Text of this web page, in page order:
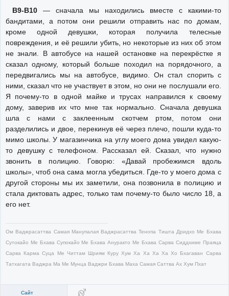
В9-В10— сначала мы находились вместе с какими-то
бандитами, а потом они решили отправить нас по домам,
кроме одной девушки, которая получила телесные
повреждения, и её решили убить, но некоторые из них об этом
не знали. В автобусе на нашей остановке на перекрёстке я
сказал одному, который больше походил на порядочного, а
передвигались мы на автобусе, видимо. Он стал спорить с
ними, сказал что не участвует в этом, но они не послушали его.
Я почему-то в одной майке и трусах направился к своему
дому, заверив их что мне так нормально. Сначала девушка
шла с нами с заклеенным скотчем ртом, потом они
разделились и двое, перекинув её через плечо, пошли куда-то
мимо школы. У магазинчика на углу моего дома увидел какую-
то девушку с телефоном. Рассказал ей. Сказал, что нужно
звонить в полицию. Говорю: «Давай пробежимся вдоль
школы», чтоб она сама могла убедиться. Где-то у моего дома с
другой стороны мы их заметили, она позвонила в полицию и
стала диктовать адрес, только там почему-то было число 18, а
его нет.
Ом Ваджрасаттва Самая Манупалая Ваджрасаттва Тенопа Тишта Дридхо Ме Бхава
Сутокайо Ме Бхава Супокайо Ме Бхава Ануракто Ме Бхава Сарва Сиддхиме Праяца
Сарва Карма Суца Ме Читтам Шриям Куру Хум Ха Ха Ха Ха Хо Бхагаван Сарва
Татхагата Ваджра Ма Ме Мунца Ваджри Бхава Маха Самая Саттва Ах Хум Пхат
Сайт